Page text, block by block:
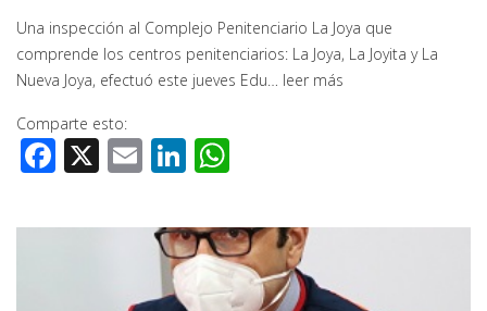
Una inspección al Complejo Penitenciario La Joya que
comprende los centros penitenciarios: La Joya, La Joyita y La
Nueva Joya, efectuó este jueves Edu… leer más
Comparte esto:
Facebook
X EmailLinkedIn